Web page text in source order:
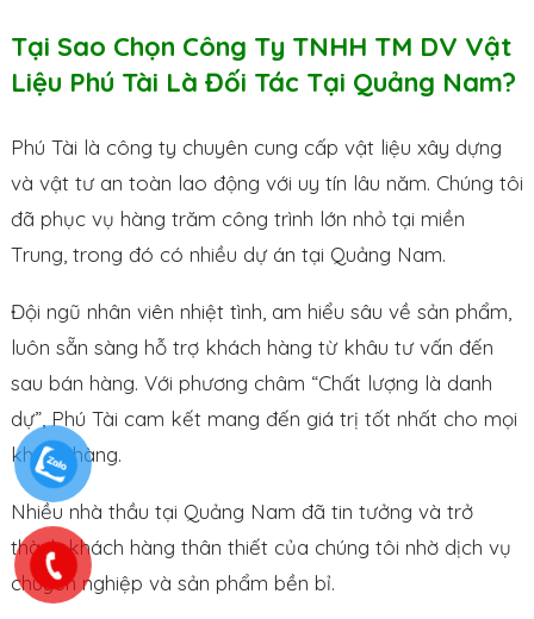
Tại Sao Chọn Công Ty TNHH TM DV Vật
Liệu Phú Tài Là Đối Tác Tại Quảng Nam?
Phú Tài là công ty chuyên cung cấp vật liệu xây dựng
và vật tư an toàn lao động với uy tín lâu năm. Chúng tôi
đã phục vụ hàng trăm công trình lớn nhỏ tại miền
Trung, trong đó có nhiều dự án tại Quảng Nam.
Đội ngũ nhân viên nhiệt tình, am hiểu sâu về sản phẩm,
luôn sẵn sàng hỗ trợ khách hàng từ khâu tư vấn đến
sau bán hàng. Với phương châm “Chất lượng là danh
dự”, Phú Tài cam kết mang đến giá trị tốt nhất cho mọi
khách hàng.
Nhiều nhà thầu tại Quảng Nam đã tin tưởng và trở
thành khách hàng thân thiết của chúng tôi nhờ dịch vụ
chuyên nghiệp và sản phẩm bền bỉ.